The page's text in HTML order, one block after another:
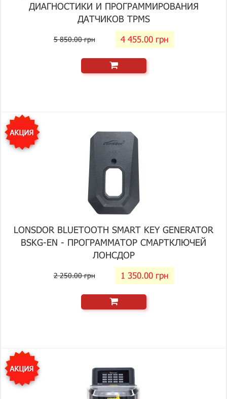
ДИАГНОСТИКИ И ПРОГРАММИРОВАНИЯ
ДАТЧИКОВ TPMS
5 850.00 грн 4 455.00 грн
LONSDOR BLUETOOTH SMART KEY GENERATOR
BSKG-EN - ПРОГРАММАТОР СМАРТКЛЮЧЕЙ
ЛОНСДОР
2 250.00 грн 1 350.00 грн